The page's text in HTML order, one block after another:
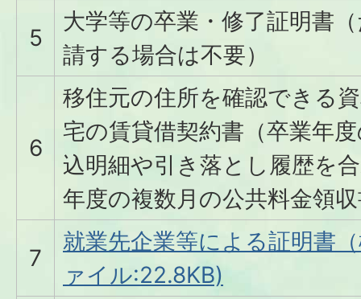
5
大学等の卒業・修了証明書
請する場合は不要）
6
移住元の住所を確認できる
宅の賃貸借契約書（卒業年
込明細や引き落とし履歴を
年度の複数月の公共料金領
7
就業先企業等による証明書
ァイル:22.8KB)